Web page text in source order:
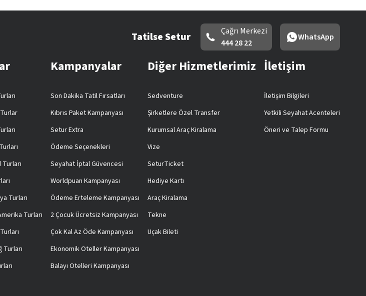
Tatilse Setur
Çağrı Merkezi
444 28 22
WhatsApp
Turları
Turları
Turları
Kampanyalar
Son Dakika Tatil Fırsatları
Kıbrıs Paket Kampanyası
Setur Extra
Ödeme Seçenekleri
Seyahat İptal Güvencesi
Worldpuan Kampanyası
Ödeme Erteleme Kampanyası
2 Çocuk Ücretsiz Kampanyası
Çok Kal Az Öde Kampanyası
Ekonomik Oteller Kampanyası
Balayı Otelleri Kampanyası
Diğer Hizmetlerimiz
Sedventure
Şirketlere Özel Transfer
Kurumsal Araç Kiralama
Vize
SeturTicket
Hediye Kartı
Araç Kiralama
Tekne
Uçak Bileti
İletişim
İletişim Bilgileri
Yetkili Seyahat Acenteleri
Öneri ve Talep Formu